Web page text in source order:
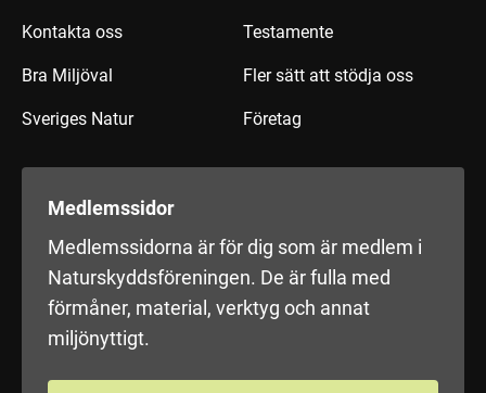
Kontakta oss
Bra Miljöval
Sveriges Natur
Testamente
Fler sätt att stödja oss
Företag
Medlemssidor
Medlemssidorna är för dig som är medlem i
Naturskyddsföreningen. De är fulla med
förmåner, material, verktyg och annat
miljönyttigt.